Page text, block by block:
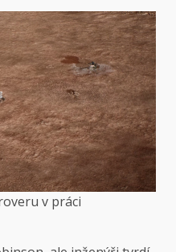
v práci